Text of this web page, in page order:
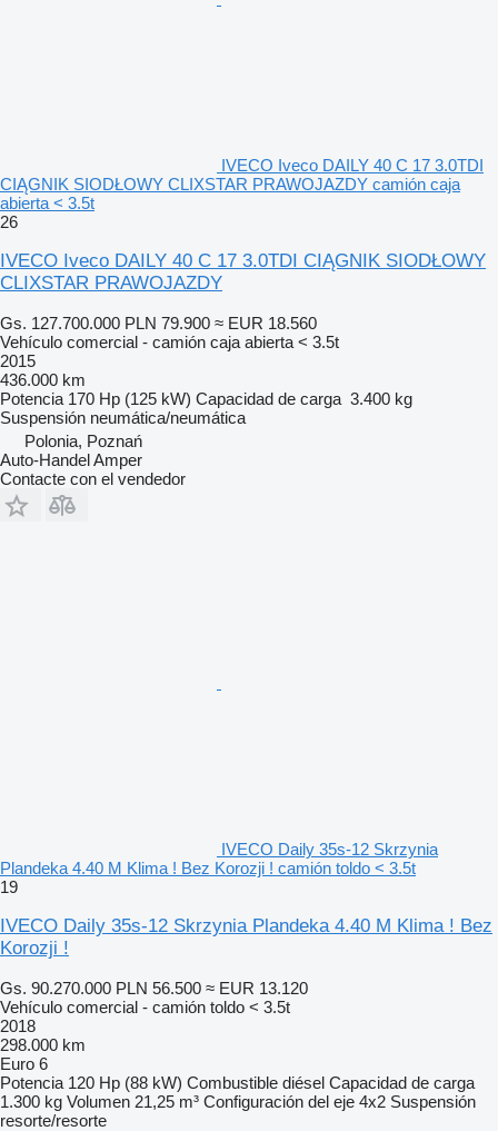
IVECO Iveco DAILY 40 C 17 3.0TDI
CIĄGNIK SIODŁOWY CLIXSTAR PRAWOJAZDY camión caja
abierta < 3.5t
26
IVECO Iveco DAILY 40 C 17 3.0TDI CIĄGNIK SIODŁOWY
CLIXSTAR PRAWOJAZDY
Gs. 127.700.000 PLN 79.900 ≈ EUR 18.560
Vehículo comercial - camión caja abierta < 3.5t
2015
436.000 km
Potencia 170 Hp (125 kW) Capacidad de carga 3.400 kg
Suspensión neumática/neumática
Polonia, Poznań
Auto-Handel Amper
Contacte con el vendedor
IVECO Daily 35s-12 Skrzynia
Plandeka 4.40 M Klima ! Bez Korozji ! camión toldo < 3.5t
19
IVECO Daily 35s-12 Skrzynia Plandeka 4.40 M Klima ! Bez
Korozji !
Gs. 90.270.000 PLN 56.500 ≈ EUR 13.120
Vehículo comercial - camión toldo < 3.5t
2018
298.000 km
Euro 6
Potencia 120 Hp (88 kW) Combustible diésel Capacidad de carga
1.300 kg Volumen 21,25 m³ Configuración del eje 4x2 Suspensión
resorte/resorte